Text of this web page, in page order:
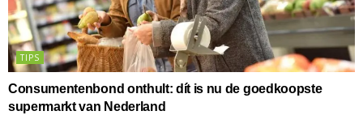
TIPS
Consumentenbond onthult: dít is nu de goedkoopste
supermarkt van Nederland